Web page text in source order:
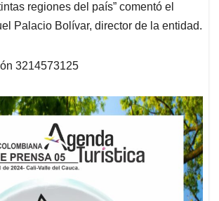
regiones del país” comentó el
Palacio Bolívar, director de la entidad.
3214573125